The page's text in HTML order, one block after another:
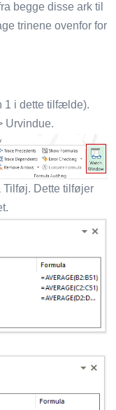
begge disse ark til
trinene ovenfor for
1 i dette tilfælde).
Urvindue.
Tilføj. Dette tilføjer